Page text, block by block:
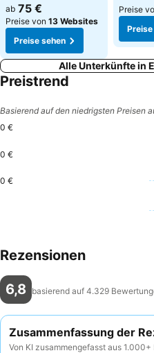
ab 75 €
Preise von 13 Websites
Preise sehen
Preise
Alle Unterkünfte in
Preistrend
Basierend auf den niedrigsten Preisen
0 €
0 €
0 €
Rezensionen
6,8 basierend auf 4.329
Zusammenfassung der
Von KI zusammengefasst aus